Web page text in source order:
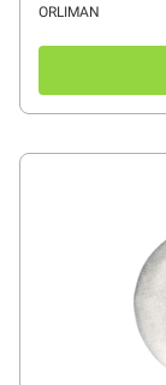
PRODUCENT
ORLIMAN